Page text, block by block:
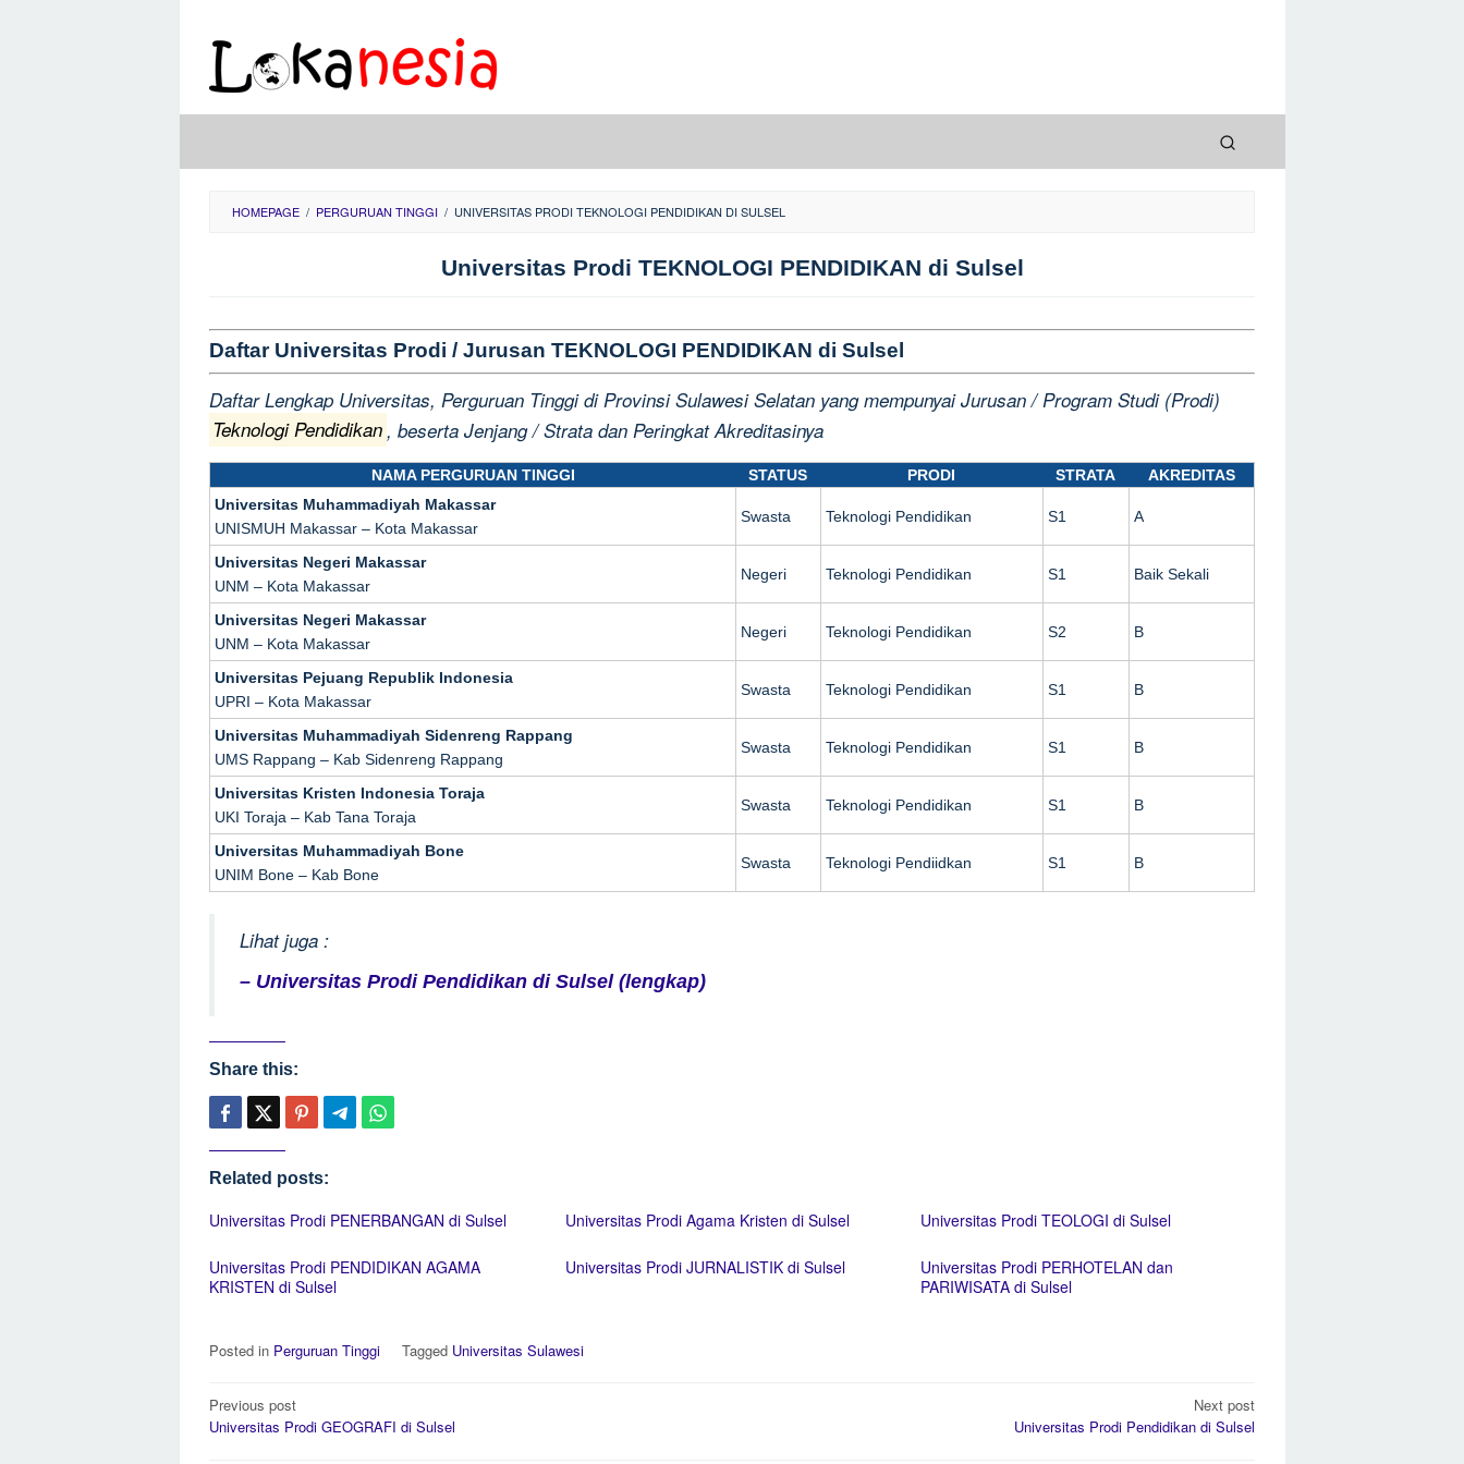
content
HOMEPAGE / PERGURUAN TINGGI / UNIVERSITAS PRODI TEKNOLOGI PENDIDIKAN DI SULSEL
Universitas Prodi TEKNOLOGI PENDIDIKAN di Sulsel
Daftar Universitas Prodi / Jurusan TEKNOLOGI PENDIDIKAN di Sulsel
Daftar Lengkap Universitas, Perguruan Tinggi di Provinsi Sulawesi Selatan yang mempunyai Jurusan / Program Studi (Prodi)
Teknologi Pendidikan , beserta Jenjang / Strata dan Peringkat Akreditasinya
NAMA PERGURUAN TINGGI STATUS PRODI STRATA
AKREDITAS
Universitas Muhammadiyah Makassar
UNISMUH Makassar – Kota Makassar
Swasta Teknologi Pendidikan S1 A
Universitas Negeri Makassar
UNM – Kota Makassar
Negeri Teknologi Pendidikan S1 Baik Sekali
Universitas Negeri Makassar
UNM – Kota Makassar
Negeri Teknologi Pendidikan S2 B
Universitas Pejuang Republik Indonesia
UPRI – Kota Makassar
Swasta Teknologi Pendidikan S1 B
Universitas Muhammadiyah Sidenreng Rappang
UMS Rappang – Kab Sidenreng Rappang
Swasta Teknologi Pendidikan S1 B
Universitas Kristen Indonesia Toraja
UKI Toraja – Kab Tana Toraja
Swasta Teknologi Pendidikan S1 B
Universitas Muhammadiyah Bone
UNIM Bone – Kab Bone
Swasta Teknologi Pendiidkan S1 B
Lihat juga :
– Universitas Prodi Pendidikan di Sulsel (lengkap)
Share this:
Related posts:
Universitas Prodi PENERBANGAN di Sulsel Universitas Prodi Agama Kristen di Sulsel Universitas Prodi TEOLOGI di Sulsel
Universitas Prodi PENDIDIKAN AGAMA
KRISTEN di Sulsel
Universitas Prodi JURNALISTIK di Sulsel
Universitas Prodi PERHOTELAN dan
PARIWISATA di Sulsel
Posted in Perguruan Tinggi Tagged Universitas Sulawesi
Post
navigation
Previous post
Universitas Prodi GEOGRAFI di Sulsel
Next post
Universitas Prodi Pendidikan di Sulsel